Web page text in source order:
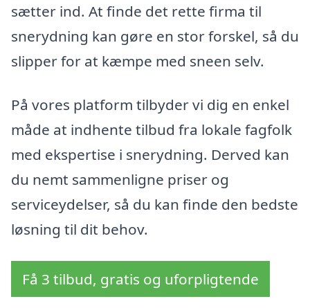
sætter ind. At finde det rette firma til
snerydning kan gøre en stor forskel, så du
slipper for at kæmpe med sneen selv.
På vores platform tilbyder vi dig en enkel
måde at indhente tilbud fra lokale fagfolk
med ekspertise i snerydning. Derved kan
du nemt sammenligne priser og
serviceydelser, så du kan finde den bedste
løsning til dit behov.
Få 3 tilbud, gratis og uforpligtende